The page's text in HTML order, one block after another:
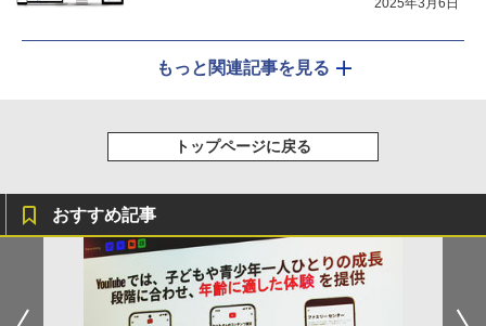
2025年3月6日
もっと関連記事を見る
トップページに戻る
おすすめ記事